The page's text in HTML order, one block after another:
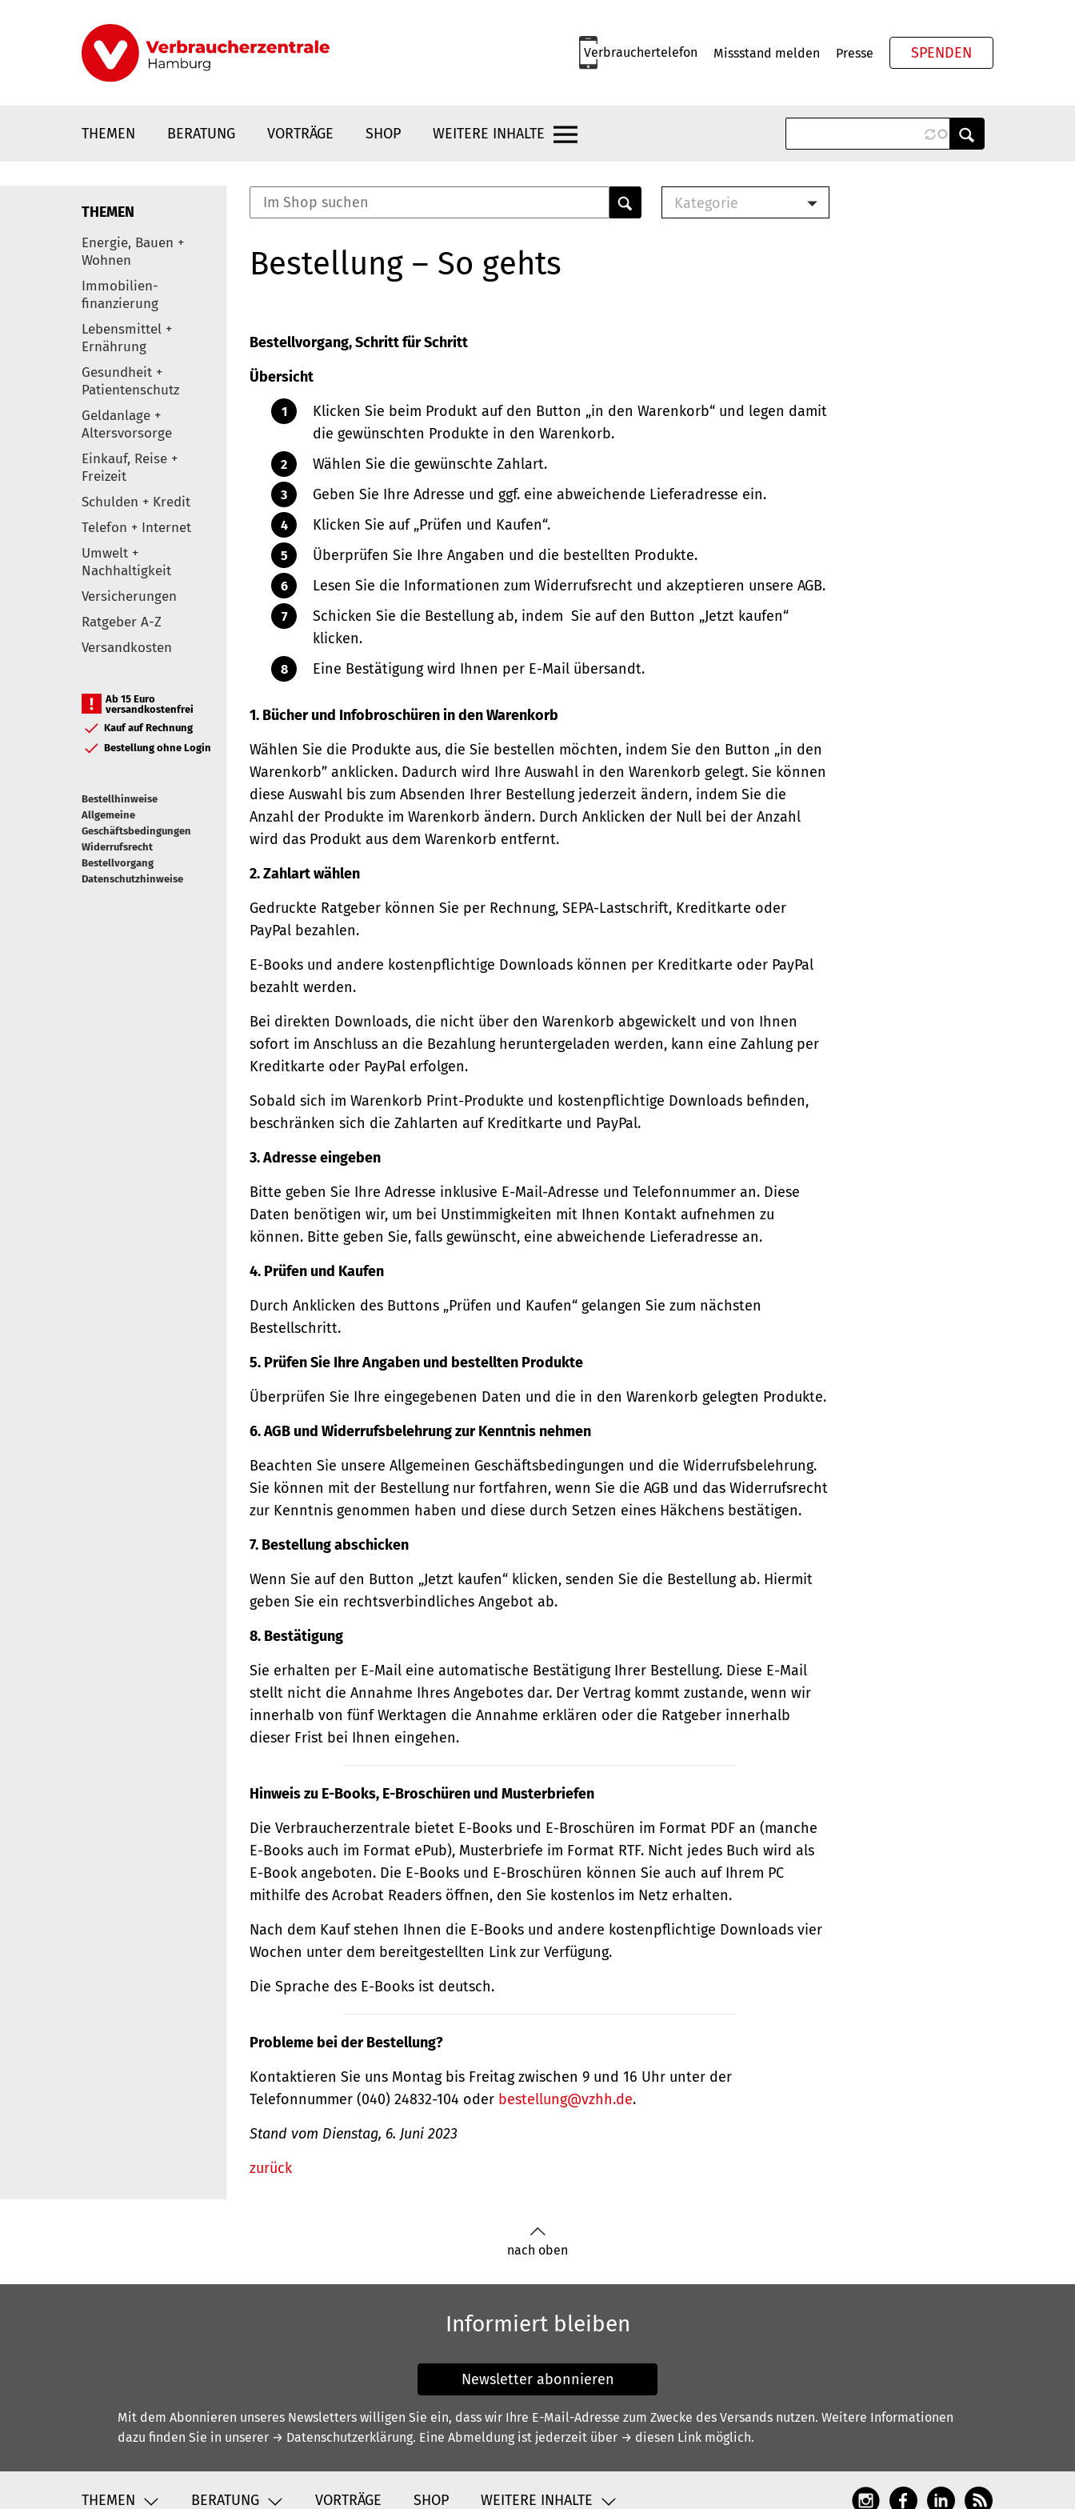
Verbrauchertelefon Missstand melden Presse SPENDEN
THEMEN BERATUNG VORTRÄGE SHOP WEITERE INHALTE
Elemente
THEMEN
Energie, Bauen +
Wohnen
Immobilien-
finanzierung
Lebensmittel +
Ernährung
Gesundheit +
Patientenschutz
Geldanlage +
Altersvorsorge
Einkauf, Reise +
Freizeit
Schulden + Kredit
Telefon + Internet
Umwelt +
Nachhaltigkeit
Versicherungen
Ratgeber A-Z
Versandkosten
Ab 15 Euro
versandkostenfrei
Kauf auf Rechnung
Bestellung ohne Login
Bestellhinweise
Allgemeine
Geschäftsbedingungen
Widerrufsrecht
Bestellvorgang
Datenschutzhinweise
Kategorie
Bestellung – So gehts
Bestellvorgang, Schritt für Schritt
Übersicht
Klicken Sie beim Produkt auf den Button „in den Warenkorb“ und legen damit
die gewünschten Produkte in den Warenkorb.
Wählen Sie die gewünschte Zahlart.
Geben Sie Ihre Adresse und ggf. eine abweichende Lieferadresse ein.
Klicken Sie auf „Prüfen und Kaufen“.
Überprüfen Sie Ihre Angaben und die bestellten Produkte.
Lesen Sie die Informationen zum Widerrufsrecht und akzeptieren unsere AGB.
Schicken Sie die Bestellung ab, indem Sie auf den Button „Jetzt kaufen“
klicken.
Eine Bestätigung wird Ihnen per E-Mail übersandt.
1. Bücher und Infobroschüren in den Warenkorb
Wählen Sie die Produkte aus, die Sie bestellen möchten, indem Sie den Button „in den
Warenkorb” anklicken. Dadurch wird Ihre Auswahl in den Warenkorb gelegt. Sie können
diese Auswahl bis zum Absenden Ihrer Bestellung jederzeit ändern, indem Sie die
Anzahl der Produkte im Warenkorb ändern. Durch Anklicken der Null bei der Anzahl
wird das Produkt aus dem Warenkorb entfernt.
2. Zahlart wählen
Gedruckte Ratgeber können Sie per Rechnung, SEPA-Lastschrift, Kreditkarte oder
PayPal bezahlen.
E-Books und andere kostenpflichtige Downloads können per Kreditkarte oder PayPal
bezahlt werden.
Bei direkten Downloads, die nicht über den Warenkorb abgewickelt und von Ihnen
sofort im Anschluss an die Bezahlung heruntergeladen werden, kann eine Zahlung per
Kreditkarte oder PayPal erfolgen.
Sobald sich im Warenkorb Print-Produkte und kostenpflichtige Downloads befinden,
beschränken sich die Zahlarten auf Kreditkarte und PayPal.
3. Adresse eingeben
Bitte geben Sie Ihre Adresse inklusive E-Mail-Adresse und Telefonnummer an. Diese
Daten benötigen wir, um bei Unstimmigkeiten mit Ihnen Kontakt aufnehmen zu
können. Bitte geben Sie, falls gewünscht, eine abweichende Lieferadresse an.
4. Prüfen und Kaufen
Durch Anklicken des Buttons „Prüfen und Kaufen“ gelangen Sie zum nächsten
Bestellschritt.
5. Prüfen Sie Ihre Angaben und bestellten Produkte
Überprüfen Sie Ihre eingegebenen Daten und die in den Warenkorb gelegten Produkte.
6. AGB und Widerrufsbelehrung zur Kenntnis nehmen
Beachten Sie unsere Allgemeinen Geschäftsbedingungen und die Widerrufsbelehrung.
Sie können mit der Bestellung nur fortfahren, wenn Sie die AGB und das Widerrufsrecht
zur Kenntnis genommen haben und diese durch Setzen eines Häkchens bestätigen.
7. Bestellung abschicken
Wenn Sie auf den Button „Jetzt kaufen“ klicken, senden Sie die Bestellung ab. Hiermit
geben Sie ein rechtsverbindliches Angebot ab.
8. Bestätigung
Sie erhalten per E-Mail eine automatische Bestätigung Ihrer Bestellung. Diese E-Mail
stellt nicht die Annahme Ihres Angebotes dar. Der Vertrag kommt zustande, wenn wir
innerhalb von fünf Werktagen die Annahme erklären oder die Ratgeber innerhalb
dieser Frist bei Ihnen eingehen.
Hinweis zu E-Books, E-Broschüren und Musterbriefen
Die Verbraucherzentrale bietet E-Books und E-Broschüren im Format PDF an (manche
E-Books auch im Format ePub), Musterbriefe im Format RTF. Nicht jedes Buch wird als
E-Book angeboten. Die E-Books und E-Broschüren können Sie auch auf Ihrem PC
mithilfe des Acrobat Readers öffnen, den Sie kostenlos im Netz erhalten.
Nach dem Kauf stehen Ihnen die E-Books und andere kostenpflichtige Downloads vier
Wochen unter dem bereitgestellten Link zur Verfügung.
Die Sprache des E-Books ist deutsch.
Probleme bei der Bestellung?
Kontaktieren Sie uns Montag bis Freitag zwischen 9 und 16 Uhr unter der
Telefonnummer (040) 24832-104 oder bestellung@vzhh.de.
Stand vom Dienstag, 6. Juni 2023
zurück
nach oben
Informiert bleiben
Newsletter abonnieren
Mit dem Abonnieren unseres Newsletters willigen Sie ein, dass wir Ihre E-Mail-Adresse zum Zwecke des Versands nutzen. Weitere Informationen
dazu finden Sie in unserer → Datenschutzerklärung. Eine Abmeldung ist jederzeit über → diesen Link möglich.
THEMEN BERATUNG VORTRÄGE SHOP WEITERE INHALTE